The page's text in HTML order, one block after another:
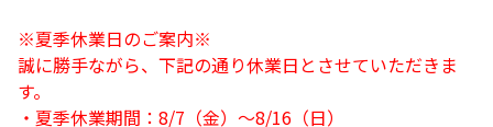
※夏季休業日のご案内※
誠に勝手ながら、下記の通り休業日とさせていただきま
す。
・夏季休業期間：8/7（金）～8/16（日）